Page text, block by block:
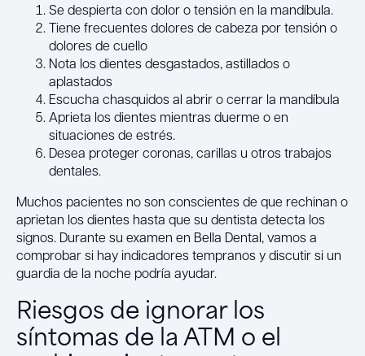
Se despierta con dolor o tensión en la mandíbula.
Tiene frecuentes dolores de cabeza por tensión o
dolores de cuello
Nota los dientes desgastados, astillados o
aplastados
Escucha chasquidos al abrir o cerrar la mandíbula
Aprieta los dientes mientras duerme o en
situaciones de estrés.
Desea proteger coronas, carillas u otros trabajos
dentales.
Muchos pacientes no son conscientes de que rechinan o
aprietan los dientes hasta que su dentista detecta los
signos. Durante su examen en Bella Dental, vamos a
comprobar si hay indicadores tempranos y discutir si un
guardia de la noche podría ayudar.
Riesgos de ignorar los
síntomas de la ATM o el